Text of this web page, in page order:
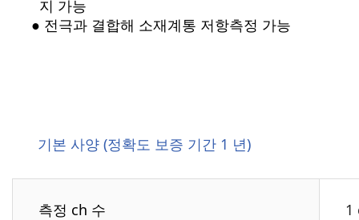
지 가능
● 전극과 결합해 소재계통 저항측정 가능
기본 사양 (정확도 보증 기간 1 년)
측정 ch 수 1